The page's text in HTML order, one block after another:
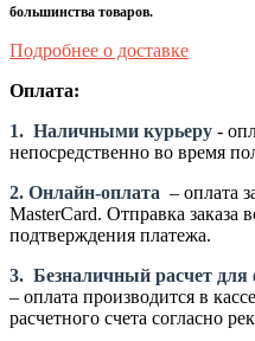
большинства товаров.
Подробнее о доставке
Оплата:
1. Наличными курьеру -
непосредственно во время
2. Онлайн-оплата – оплата
MasterCard. Отправка заказа
подтверждения платежа.
3. Безналичный расчет для
– оплата производится в
расчетного счета согласно